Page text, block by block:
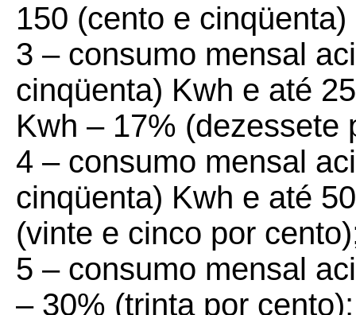
150 (cento e
3 – consumo mensal
cinqüenta) Kwh e até
Kwh – 17% (dezessete
4 – consumo mensal
cinqüenta) Kwh e até
(vinte e cinco por
5 – consumo mensal
– 30% (trinta por cento);